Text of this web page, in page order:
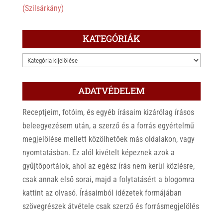
(Szilsárkány)
KATEGÓRIÁK
KATEGÓRIÁK
ADATVÉDELEM
Receptjeim, fotóim, és egyéb írásaim kizárólag írásos
beleegyezésem után, a szerző és a forrás egyértelmű
megjelölése mellett közölhetőek más oldalakon, vagy
nyomtatásban. Ez alól kivételt képeznek azok a
gyűjtőportálok, ahol az egész írás nem kerül közlésre,
csak annak első sorai, majd a folytatásért a blogomra
kattint az olvasó. Írásaimból idézetek formájában
szövegrészek átvétele csak szerző és forrásmegjelölés